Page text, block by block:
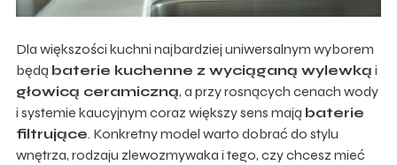
Dla większości kuchni najbardziej uniwersalnym wyborem
będą baterie kuchenne z wyciąganą wylewką i
głowicą ceramiczną, a przy rosnących cenach wody
i systemie kaucyjnym coraz większy sens mają baterie
filtrujące. Konkretny model warto dobrać do stylu
wnętrza, rodzaju zlewozmywaka i tego, czy chcesz mieć